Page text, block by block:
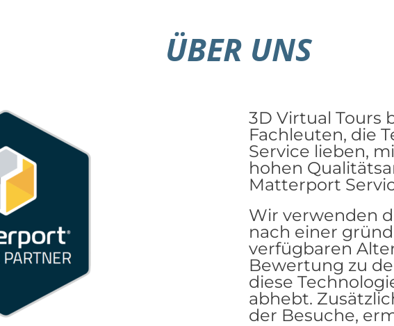
ÜBER UNS
3D Virtual Tours
Fachleuten, die
Service lieben,
hohen
Matterport
Wir verwenden
nach einer
verfügbaren
Bewertung zu
diese
abhebt.
der Besuche,